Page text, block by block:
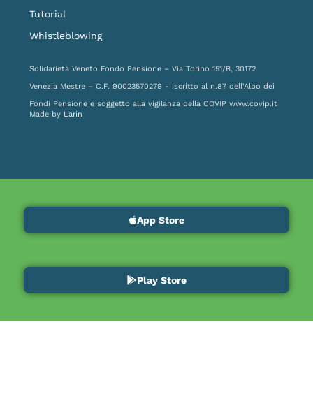
Tutorial
Whistleblowing
Solidarietà Veneto Fondo Pensione – Via Torino 151/B, 30172
Venezia Mestre – C.F. 90023570279 - Iscritto al n.87 dell'Albo dei
Fondi Pensione e soggetto alla vigilanza della COVIP www.covip.it
Made by Larin
App Store
Play Store